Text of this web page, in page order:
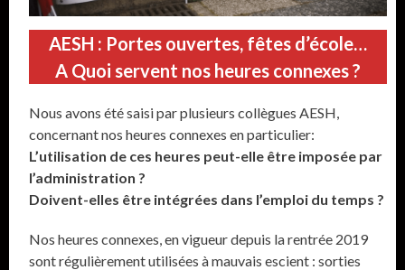
AESH : Portes ouvertes, fêtes d’école…
A Quoi servent nos heures connexes ?
Nous avons été saisi par plusieurs collègues AESH,
concernant nos heures connexes en particulier:
L’utilisation de ces heures peut-elle être imposée par
l’administration ?
Doivent-elles être intégrées dans l’emploi du temps ?
Nos heures connexes, en vigueur depuis la rentrée 2019
sont régulièrement utilisées à mauvais escient : sorties